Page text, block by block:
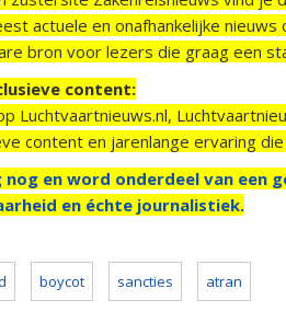
actuele en onafhankelijke
bron voor lezers die graag een
content:
Luchtvaartnieuws.nl,
content en jarenlange ervaring
en word onderdeel van een
en échte journalistiek.
boycot sancties atran